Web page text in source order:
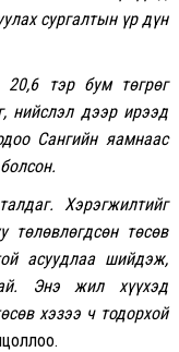
сургалтын үр дүн
тэр бум төгрөг
нийслэл дээр ирээд
Сангийн яамнаас
Хэрэгжилтийг
төлөвлөгдсөн төсөв
асуудлаа шийдэж,
Энэ жил хүүхэд
хэзээ ч тодорхой